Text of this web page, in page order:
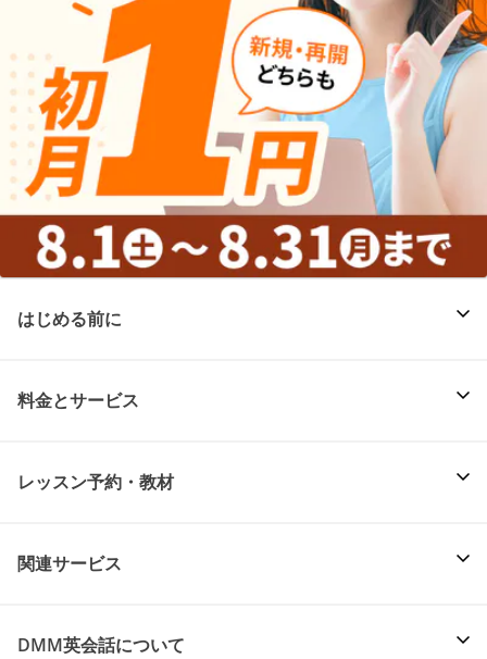
はじめる前に
料金とサービス
レッスン予約・教材
関連サービス
DMM英会話について